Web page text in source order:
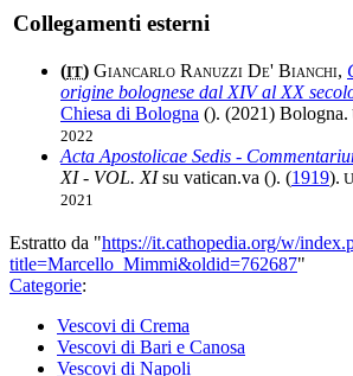
Collegamenti esterni
(IT) Giancarlo Ranuzzi De' Bianchi,
origine bolognese dal XIV al XX
Chiesa di Bologna (). (2021) Bologna.
2022
Acta Apostolicae Sedis -
XI - VOL. XIsu vatican.va (). (1919).
2021
Estratto da "https://it.cathopedia.org/w/
title=Marcello_Mimmi&oldid=762687"
Categorie:
Vescovi di Crema
Vescovi di Bari e Canosa
Vescovi di Napoli